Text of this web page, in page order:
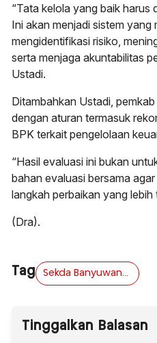
“Tata kelola yang baik harus
Ini akan menjadi sistem
mengidentifikasi risiko,
serta menjaga akuntabilitas
Ustadi.
Ditambahkan Ustadi,
dengan aturan termasuk
BPK terkait pengelolaan
“Hasil evaluasi ini bukan
bahan evaluasi bersama
langkah perbaikan yang
(Dra).
Tag
Tinggalkan Balasan